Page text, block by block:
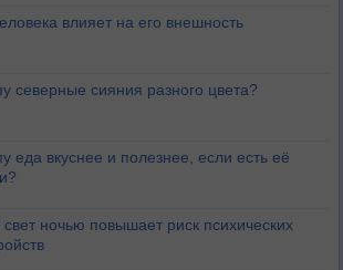
влияет на его внешность
северные сияния разного цвета?
еда вкуснее и полезнее, если есть её
ночью повышает риск психических